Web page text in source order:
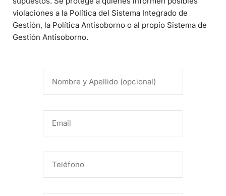
violaciones a la Política del Sistema Integrado de
Gestión, la Política Antisoborno o al propio Sistema de
Gestión Antisoborno.